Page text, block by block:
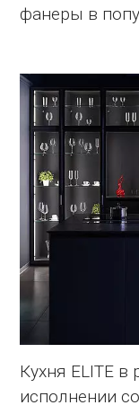
фанеры в
Кухня ELITE
исполнении